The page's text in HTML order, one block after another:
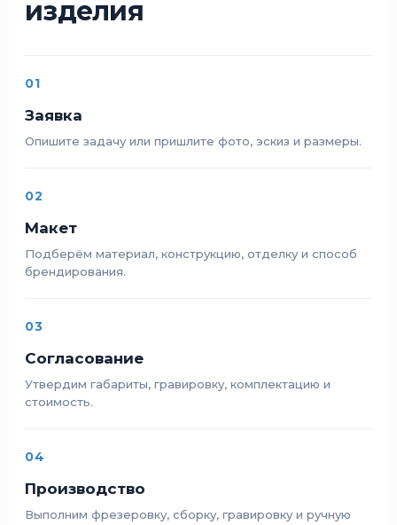
изделия
01
Заявка
Опишите задачу или пришлите фото, эскиз и размеры.
02
Макет
Подберём материал, конструкцию, отделку и способ
брендирования.
03
Согласование
Утвердим габариты, гравировку, комплектацию и
стоимость.
04
Производство
Выполним фрезеровку, сборку, гравировку и ручную